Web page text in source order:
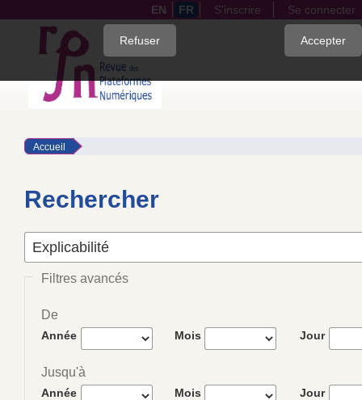
Quick
Main
Navigation
Sidebar
EN FR S'inscrire Se connecter
Accueil
Rechercher
Filtres avancés
De
Année Mois Jour
Jusqu'à
Année Mois Jour
Refuser Accepter